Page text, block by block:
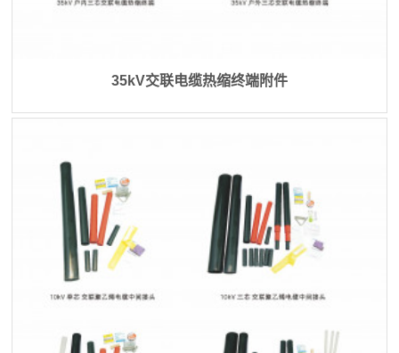
35kV交联电缆热缩终端附件